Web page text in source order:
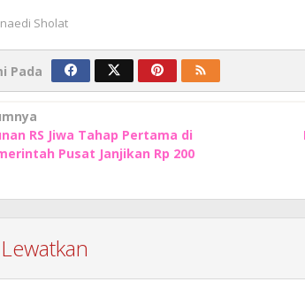
Sholat
Pada
RS Jiwa Tahap Pertama di
Pusat Janjikan Rp 200